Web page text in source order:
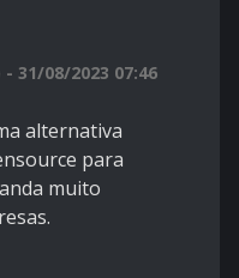
31/08/2023 07:46
alternativa
para
muito